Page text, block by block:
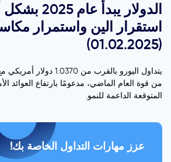
الدولار
استقرار الين واستمرار
(01.02.2025)
يتداول اليورو بالقرب من
من قوة العام الماضي، مدعومًا بارتفاع العوائد
المتوقعة الداعمة للنمو.
عزز مهارات التداول الخاصة بك!